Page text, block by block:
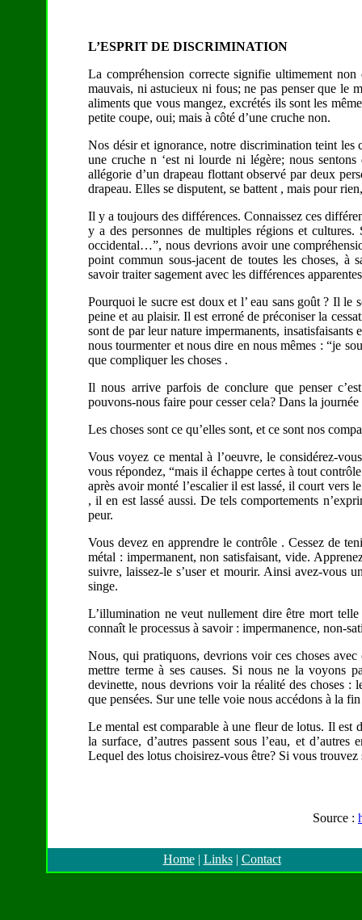
L’ESPRIT DE DISCRIMINATION
La compréhension correcte signifie ultimement
mauvais, ni astucieux ni fous; ne pas penser que le
aliments que vous mangez, excrétés ils sont les
petite coupe, oui; mais à côté d’une cruche non.
Nos désir et ignorance, notre discrimination teint les
une cruche n ‘est ni lourde ni légère; nous
allégorie d’un drapeau flottant observé par deux
drapeau. Elles se disputent, se battent , mais pour
Il y a toujours des différences. Connaissez ces
y a des personnes de multiples régions et
occidental…”, nous devrions avoir une
point commun sous-jacent de toutes les choses, à
savoir traiter sagement avec les différences
Pourquoi le sucre est doux et l’ eau sans goût ? Il le
peine et au plaisir. Il est erroné de préconiser la
sont de par leur nature impermanents,
nous tourmenter et nous dire en nous mêmes : “je
que compliquer les choses .
Il nous arrive parfois de conclure que penser
pouvons-nous faire pour cesser cela? Dans la
Les choses sont ce qu’elles sont, et ce sont nos
Vous voyez ce mental à l’oeuvre, le considérez-
vous répondez, “mais il échappe certes à tout
après avoir monté l’escalier il est lassé, il court vers
, il en est lassé aussi. De tels comportements
peur.
Vous devez en apprendre le contrôle . Cessez de
métal : impermanent, non satisfaisant, vide.
suivre, laissez-le s’user et mourir. Ainsi avez-vous
singe.
L’illumination ne veut nullement dire être mort
connaît le processus à savoir : impermanence, non-
Nous, qui pratiquons, devrions voir ces choses
mettre terme à ses causes. Si nous ne la voyons
devinette, nous devrions voir la réalité des choses :
que pensées. Sur une telle voie nous accédons à la
Le mental est comparable à une fleur de lotus. Il est
la surface, d’autres passent sous l’eau, et
Lequel des lotus choisirez-vous être? Si vous
Source :
Home| Links| Contact